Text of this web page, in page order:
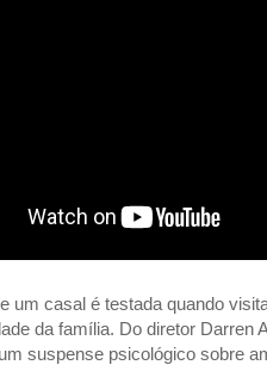
um casal é testada quando
da família. Do diretor Darren
um suspense psicológico sobre